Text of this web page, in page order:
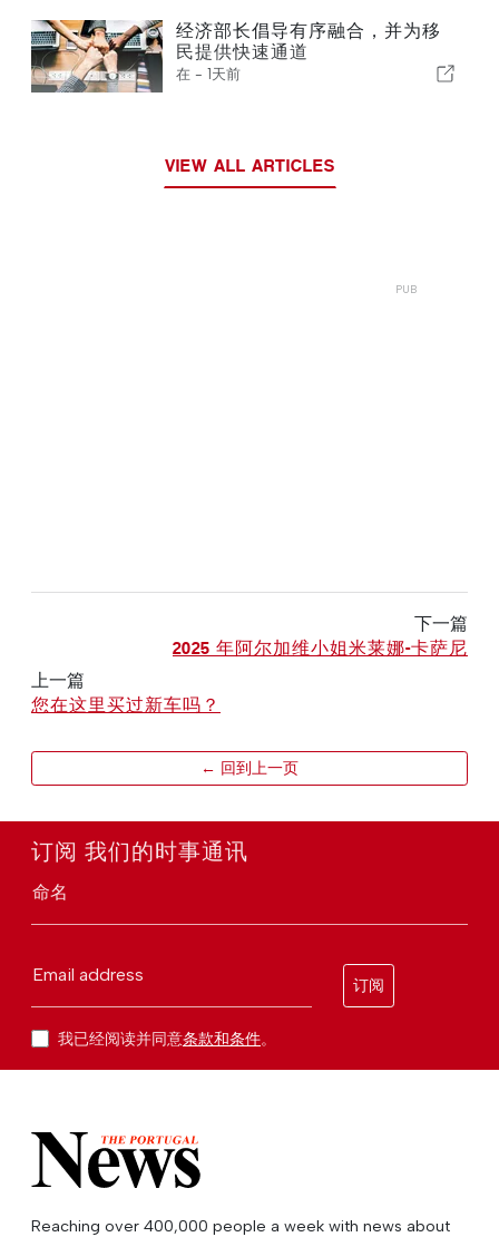
经济部长倡导有序融合，并为移
民提供快速通道
在 - 1天前
VIEW ALL ARTICLES
下一篇
2025 年阿尔加维小姐米莱娜-卡萨尼
上一篇
您在这里买过新车吗？
← 回到上一页
订阅 我们的时事通讯
命名
Email address
订阅
我已经阅读并同意条款和条件。
Reaching over 400,000 people a week with news about